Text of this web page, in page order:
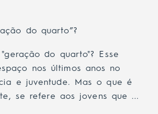
do quarto”?
do quarto"? Esse
nos últimos anos no
e juventude. Mas o que é
se refere aos jovens que ...